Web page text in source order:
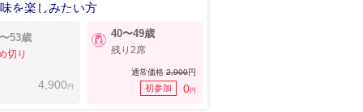
を楽しみたい方
53歳
切り
4,900 円
40〜49歳
残り2席
通常価格 2,900円
初参加 0円